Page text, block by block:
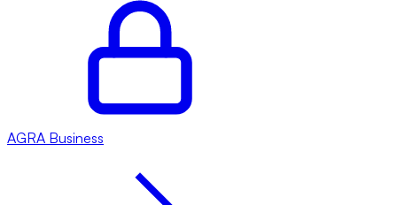
AGRA Business